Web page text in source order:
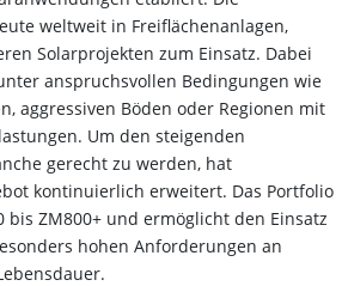
weltweit in Freiflächenanlagen,
Solarprojekten zum Einsatz. Dabei
anspruchsvollen Bedingungen wie
aggressiven Böden oder Regionen mit
Um den steigenden
gerecht zu werden, hat
kontinuierlich erweitert. Das Portfolio
bis ZM800+ und ermöglicht den Einsatz
hohen Anforderungen an